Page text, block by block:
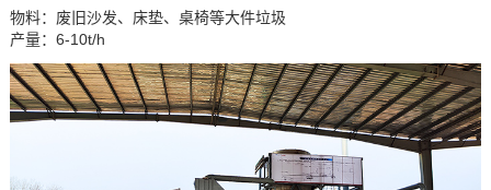
物料：废旧沙发、床垫、桌椅等大件垃圾
产量：6-10t/h